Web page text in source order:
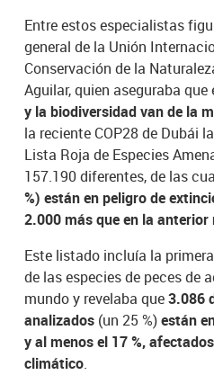
Entre estos especialistas
general de la Unión
Conservación de la
Aguilar, quien aseguraba que
y la biodiversidad van de la
la reciente COP28 de Dubái
Lista Roja de Especies
157.190 diferentes, de las
%) están en peligro de
2.000 más que en la anterior
Este listado incluía la
de las especies de peces de
mundo y revelaba que3.086
analizados (un 25 %)están
y al menos el 17 %,
climático.